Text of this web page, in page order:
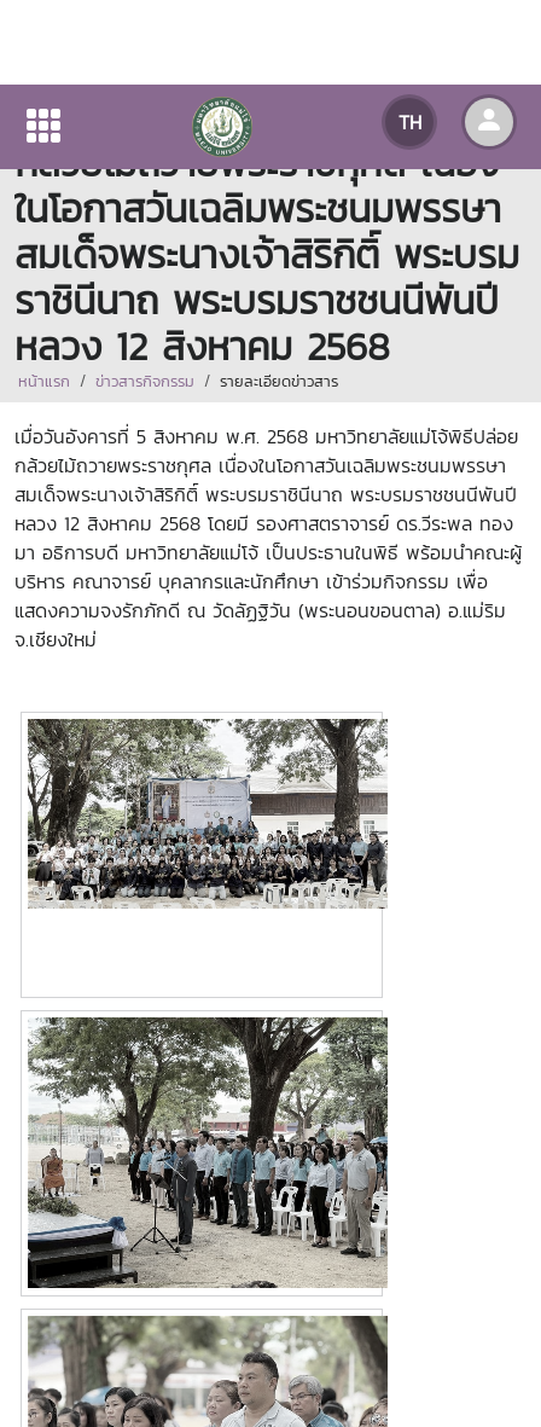
TH
มหาวิทยาลัยแม่โจ้พิธีปล่อย
กล้วยไม้ถวายพระราชกุศล เนื่อง
ในโอกาสวันเฉลิมพระชนมพรรษา
สมเด็จพระนางเจ้าสิริกิติ์ พระบรม
ราชินีนาถ พระบรมราชชนนีพันปี
หลวง 12 สิงหาคม 2568
หน้าแรก ข่าวสารกิจกรรม รายละเอียดข่าวสาร
เมื่อวันอังคารที่ 5 สิงหาคม พ.ศ. 2568 มหาวิทยาลัยแม่โจ้พิธีปล่อย
กล้วยไม้ถวายพระราชกุศล เนื่องในโอกาสวันเฉลิมพระชนมพรรษา
สมเด็จพระนางเจ้าสิริกิติ์ พระบรมราชินีนาถ พระบรมราชชนนีพันปี
หลวง 12 สิงหาคม 2568 โดยมี รองศาสตราจารย์ ดร.วีระพล ทอง
มา อธิการบดี มหาวิทยาลัยแม่โจ้ เป็นประธานในพิธี พร้อมนำคณะผู้
บริหาร คณาจารย์ บุคลากรและนักศึกษา เข้าร่วมกิจกรรม เพื่อ
แสดงความจงรักภักดี ณ วัดลัฏฐิวัน (พระนอนขอนตาล) อ.แม่ริม
จ.เชียงใหม่